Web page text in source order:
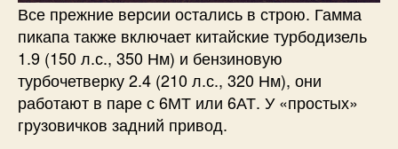
Все прежние версии остались в строю. Гамма
пикапа также включает китайские турбодизель
1.9 (150 л.с., 350 Нм) и бензиновую
турбочетверку 2.4 (210 л.с., 320 Нм), они
работают в паре с 6МТ или 6АТ. У «простых»
грузовичков задний привод.